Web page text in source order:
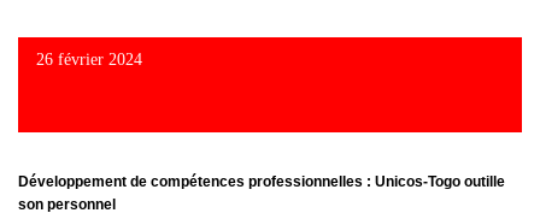
26 février 2024
Développement de compétences professionnelles : Unicos-Togo outille
son personnel